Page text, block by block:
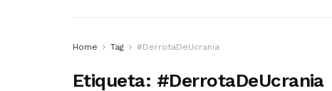
Home Tag #DerrotaDeUcrania
Etiqueta: #DerrotaDeUcrania